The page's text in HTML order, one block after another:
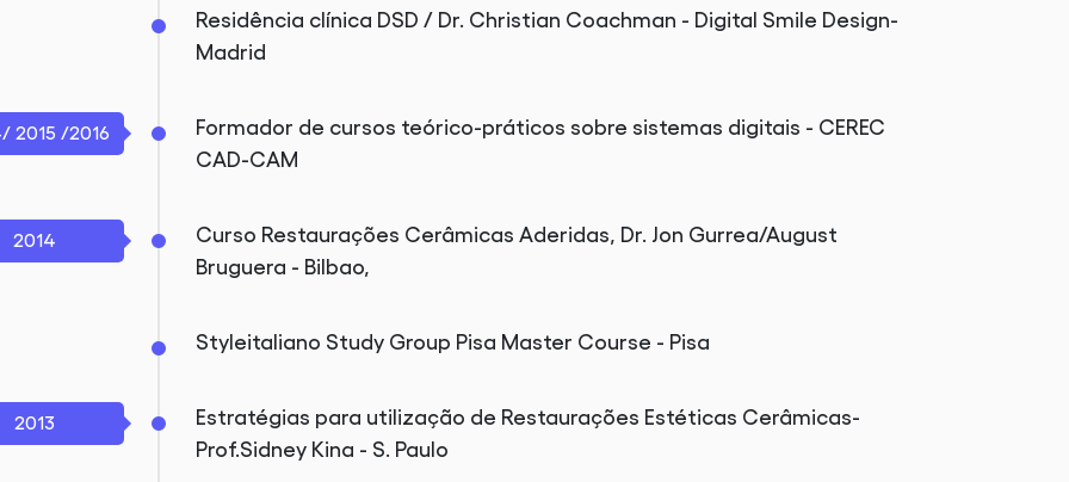
Residência clínica DSD / Dr. Christian Coachman - Digital Smile Design-
Madrid
2015 /2016
Formador de cursos teórico-práticos sobre sistemas digitais - CEREC
CAD-CAM
2014
Curso Restaurações Cerâmicas Aderidas, Dr. Jon Gurrea/August
Bruguera - Bilbao,
Styleitaliano Study Group Pisa Master Course - Pisa
2013
Estratégias para utilização de Restaurações Estéticas Cerâmicas-
Prof.Sidney Kina - S. Paulo